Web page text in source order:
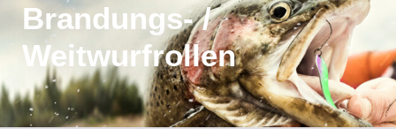
Brandungs- /
Weitwurfrollen